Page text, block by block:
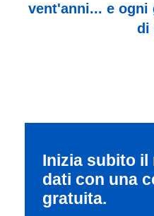
vent'anni... e ogni
di
Inizia subito il
dati con una
gratuita.